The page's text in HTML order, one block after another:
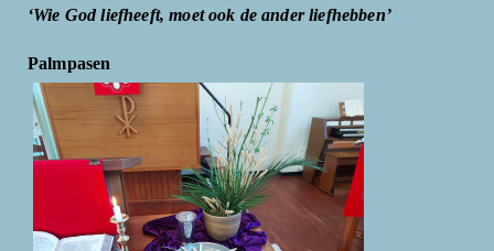
‘Wie God liefheeft, moet ook de ander liefhebben’
Palmpasen